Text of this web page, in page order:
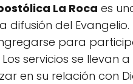
La Roca es
difusión del
para
servicios se llevan
en su relación con